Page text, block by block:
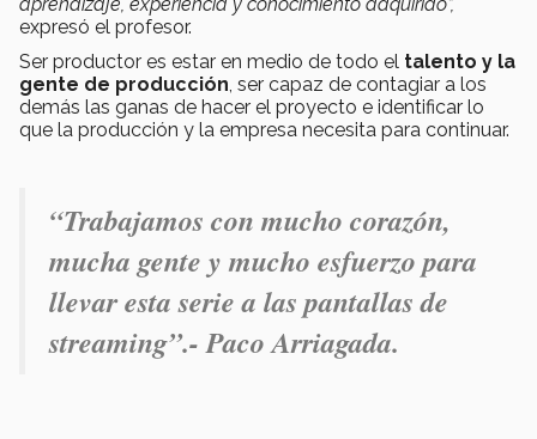
aprendizaje, experiencia y conocimiento adquirido”,
expresó el profesor.
Ser productor es estar en medio de todo el talento y la
gente de producción, ser capaz de contagiar a los
demás las ganas de hacer el proyecto e identificar lo
que la producción y la empresa necesita para continuar.
“Trabajamos con mucho corazón,
mucha gente y mucho esfuerzo para
llevar esta serie a las pantallas de
streaming”.- Paco Arriagada.